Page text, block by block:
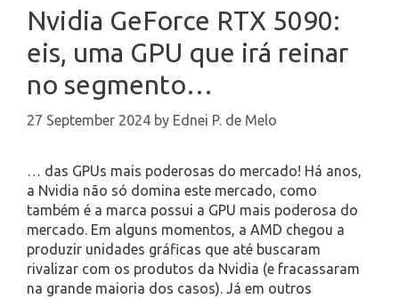
Nvidia GeForce RTX 5090:
eis, uma GPU que irá reinar
no segmento…
27 September 2024 by Ednei P. de Melo
… das GPUs mais poderosas do mercado! Há anos,
a Nvidia não só domina este mercado, como
também é a marca possui a GPU mais poderosa do
mercado. Em alguns momentos, a AMD chegou a
produzir unidades gráficas que até buscaram
rivalizar com os produtos da Nvidia (e fracassaram
na grande maioria dos casos). Já em outros